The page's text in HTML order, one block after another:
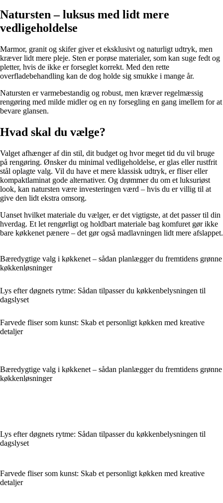
Natursten – luksus med lidt mere
vedligeholdelse
Marmor, granit og skifer giver et eksklusivt og naturligt udtryk, men
kræver lidt mere pleje. Sten er porøse materialer, som kan suge fedt og
pletter, hvis de ikke er forseglet korrekt. Med den rette
overfladebehandling kan de dog holde sig smukke i mange år.
Natursten er varmebestandig og robust, men kræver regelmæssig
rengøring med milde midler og en ny forsegling en gang imellem for at
bevare glansen.
Hvad skal du vælge?
Valget afhænger af din stil, dit budget og hvor meget tid du vil bruge
på rengøring. Ønsker du minimal vedligeholdelse, er glas eller rustfrit
stål oplagte valg. Vil du have et mere klassisk udtryk, er fliser eller
kompaktlaminat gode alternativer. Og drømmer du om et luksuriøst
look, kan natursten være investeringen værd – hvis du er villig til at
give den lidt ekstra omsorg.
Uanset hvilket materiale du vælger, er det vigtigste, at det passer til din
hverdag. Et let rengørligt og holdbart materiale bag komfuret gør ikke
bare køkkenet pænere – det gør også madlavningen lidt mere afslappet.
Bæredygtige valg i køkkenet – sådan planlægger du fremtidens grønne
køkkenløsninger
Lys efter døgnets rytme: Sådan tilpasser du køkkenbelysningen til
dagslyset
Farvede fliser som kunst: Skab et personligt køkken med kreative
detaljer
Bæredygtige valg i køkkenet – sådan planlægger du fremtidens grønne
køkkenløsninger
Lys efter døgnets rytme: Sådan tilpasser du køkkenbelysningen til
dagslyset
Farvede fliser som kunst: Skab et personligt køkken med kreative
detaljer